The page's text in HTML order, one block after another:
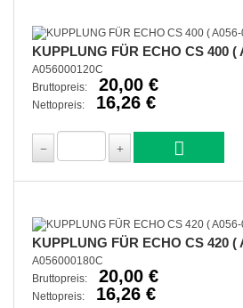
KUPPLUNG FÜR ECHO CS 400 (
A056000120C
Bruttopreis:
20,00 €
Nettopreis: 16,26 €
KUPPLUNG FÜR ECHO CS 420 (
A056000180C
Bruttopreis:
20,00 €
Nettopreis: 16,26 €